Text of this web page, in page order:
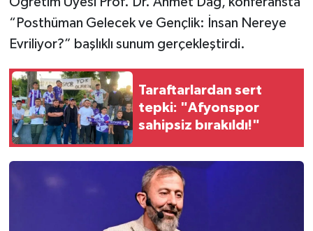
“Posthüman Gelecek ve Gençlik: İnsan Nereye
Evriliyor?” başlıklı sunum gerçekleştirdi.
Taraftarlardan sert
tepki: "Afyonspor
sahipsiz bırakıldı!"